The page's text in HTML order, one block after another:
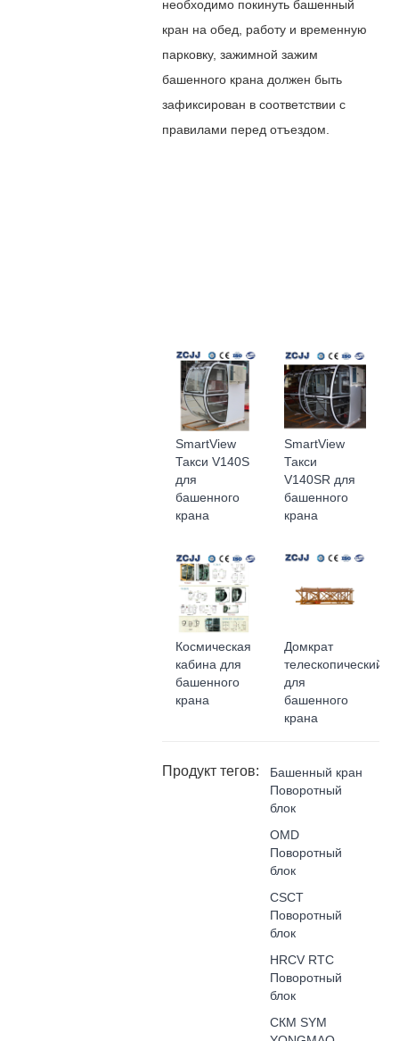
необходимо покинуть башенный
кран на обед, работу и временную
парковку, зажимной зажим
башенного крана должен быть
зафиксирован в соответствии с
правилами перед отъездом.
SmartView
Такси V140S
для
башенного
крана
SmartView
Такси
V140SR для
башенного
крана
Космическая
кабина для
башенного
крана
Домкрат
телескопический
для
башенного
крана
Продукт тегов:
Башенный кран
Поворотный
блок
OMD
Поворотный
блок
CSCT
Поворотный
блок
HRCV RTC
Поворотный
блок
СКМ SYM